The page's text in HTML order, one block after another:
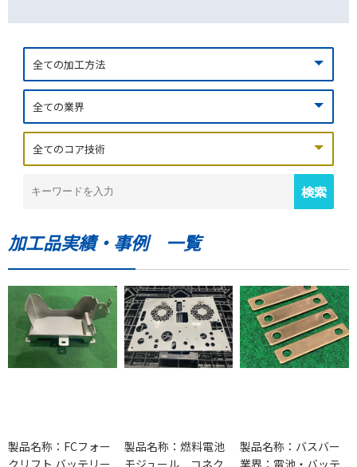
加工品実績・事例 一覧
製品名称：FCフォー
クリフト バッテリー
製品名称：燃料電池
モジュール コネク
製品名称：バスバー
業界：電池・バッテ